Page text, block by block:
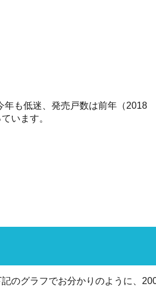
も低迷、発売戸数は前年（2018
います。
のグラフでお分かりのように、